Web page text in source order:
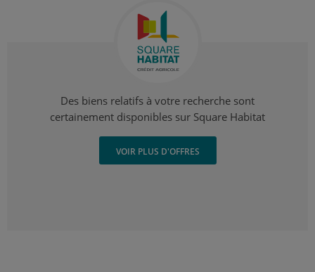
Des biens relatifs à votre recherche sont
certainement disponibles sur Square Habitat
VOIR PLUS D'OFFRES